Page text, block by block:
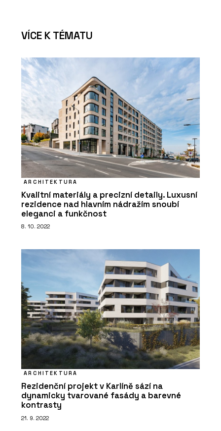
VÍCE K TÉMATU
ARCHITEKTURA
Kvalitní materiály a precizní detaily. Luxusní
rezidence nad hlavním nádražím snoubí
eleganci a funkčnost
8. 10. 2022
ARCHITEKTURA
Rezidenční projekt v Karlíně sází na
dynamicky tvarované fasády a barevné
kontrasty
21. 9. 2022